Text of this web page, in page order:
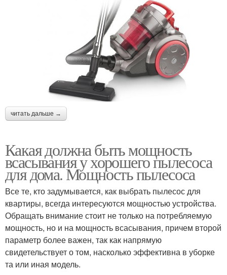
читать дальше →
Какая должна быть мощность
всасывания у хорошего пылесоса
для дома. Мощность пылесоса
Все те, кто задумывается, как выбрать пылесос для
квартиры, всегда интересуются мощностью устройства.
Обращать внимание стоит не только на потребляемую
мощность, но и на мощность всасывания, причем второй
параметр более важен, так как напрямую
свидетельствует о том, насколько эффективна в уборке
та или иная модель.